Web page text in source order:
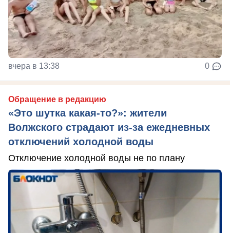
вчера в 13:38 0
Обращение в редакцию
«Это шутка какая-то?»: жители
Волжского страдают из‑за ежедневных
отключений холодной воды
Отключение холодной воды не по плану